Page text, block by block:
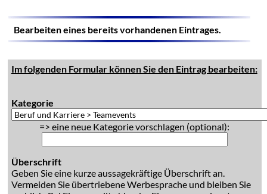
Bearbeiten eines bereits vorhandenen Eintrages.
Im folgenden Formular können Sie den Eintrag bearbeiten:
Kategorie
=> eine neue Kategorie vorschlagen (optional):
Überschrift
Geben Sie eine kurze aussagekräftige Überschrift an.
Vermeiden Sie übertriebene Werbesprache und bleiben Sie